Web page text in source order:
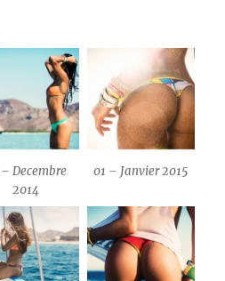
Decembre
2014
01 – Janvier 2015